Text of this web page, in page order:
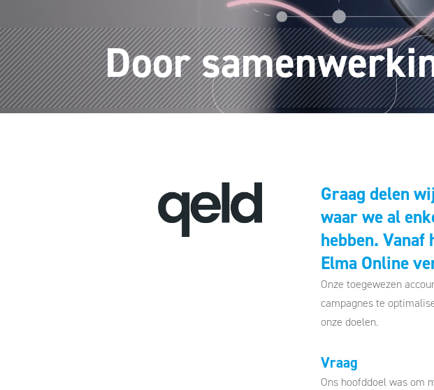
Door
Graag delen
waar we al
hebben.
Elma Online
Onze toegewezen
campagnes te
onze doelen.
Vraag
Ons hoofddoel was om